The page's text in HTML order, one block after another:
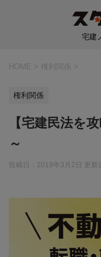
宅建
HOME > 権利関係 >
権利関係
【宅建民法を
～
投稿日：2019年3月2日 更新